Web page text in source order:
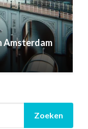
Amsterdam
Zoeken